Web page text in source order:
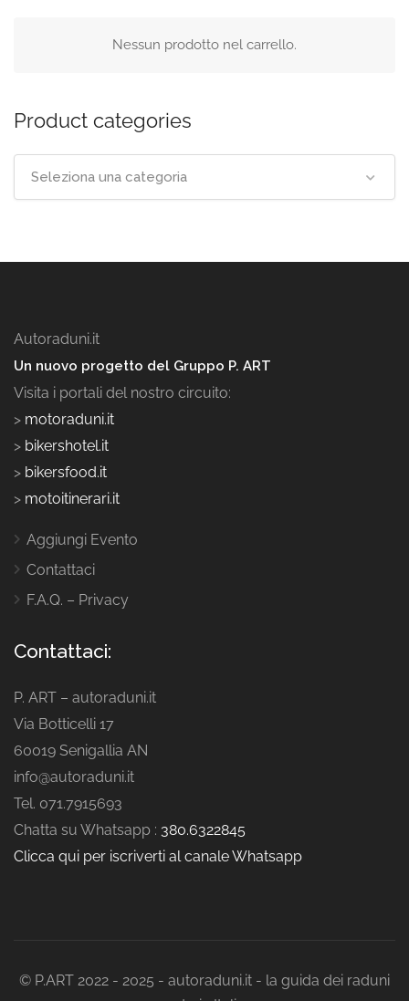
Nessun prodotto nel carrello.
Product categories
Seleziona una categoria
Autoraduni.it
Un nuovo progetto del Gruppo P. ART
Visita i portali del nostro circuito:
> motoraduni.it
> bikershotel.it
> bikersfood.it
> motoitinerari.it
Aggiungi Evento
Contattaci
F.A.Q. – Privacy
Contattaci:
P. ART – autoraduni.it
Via Botticelli 17
60019 Senigallia AN
info@autoraduni.it
Tel. 071.7915693
Chatta su Whatsapp : 380.6322845
Clicca qui per iscriverti al canale Whatsapp
© P.ART 2022 - 2025 - autoraduni.it - la guida dei raduni